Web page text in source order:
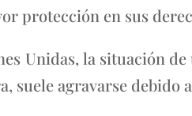
protección en sus
Unidas, la situación
suele agravarse debido